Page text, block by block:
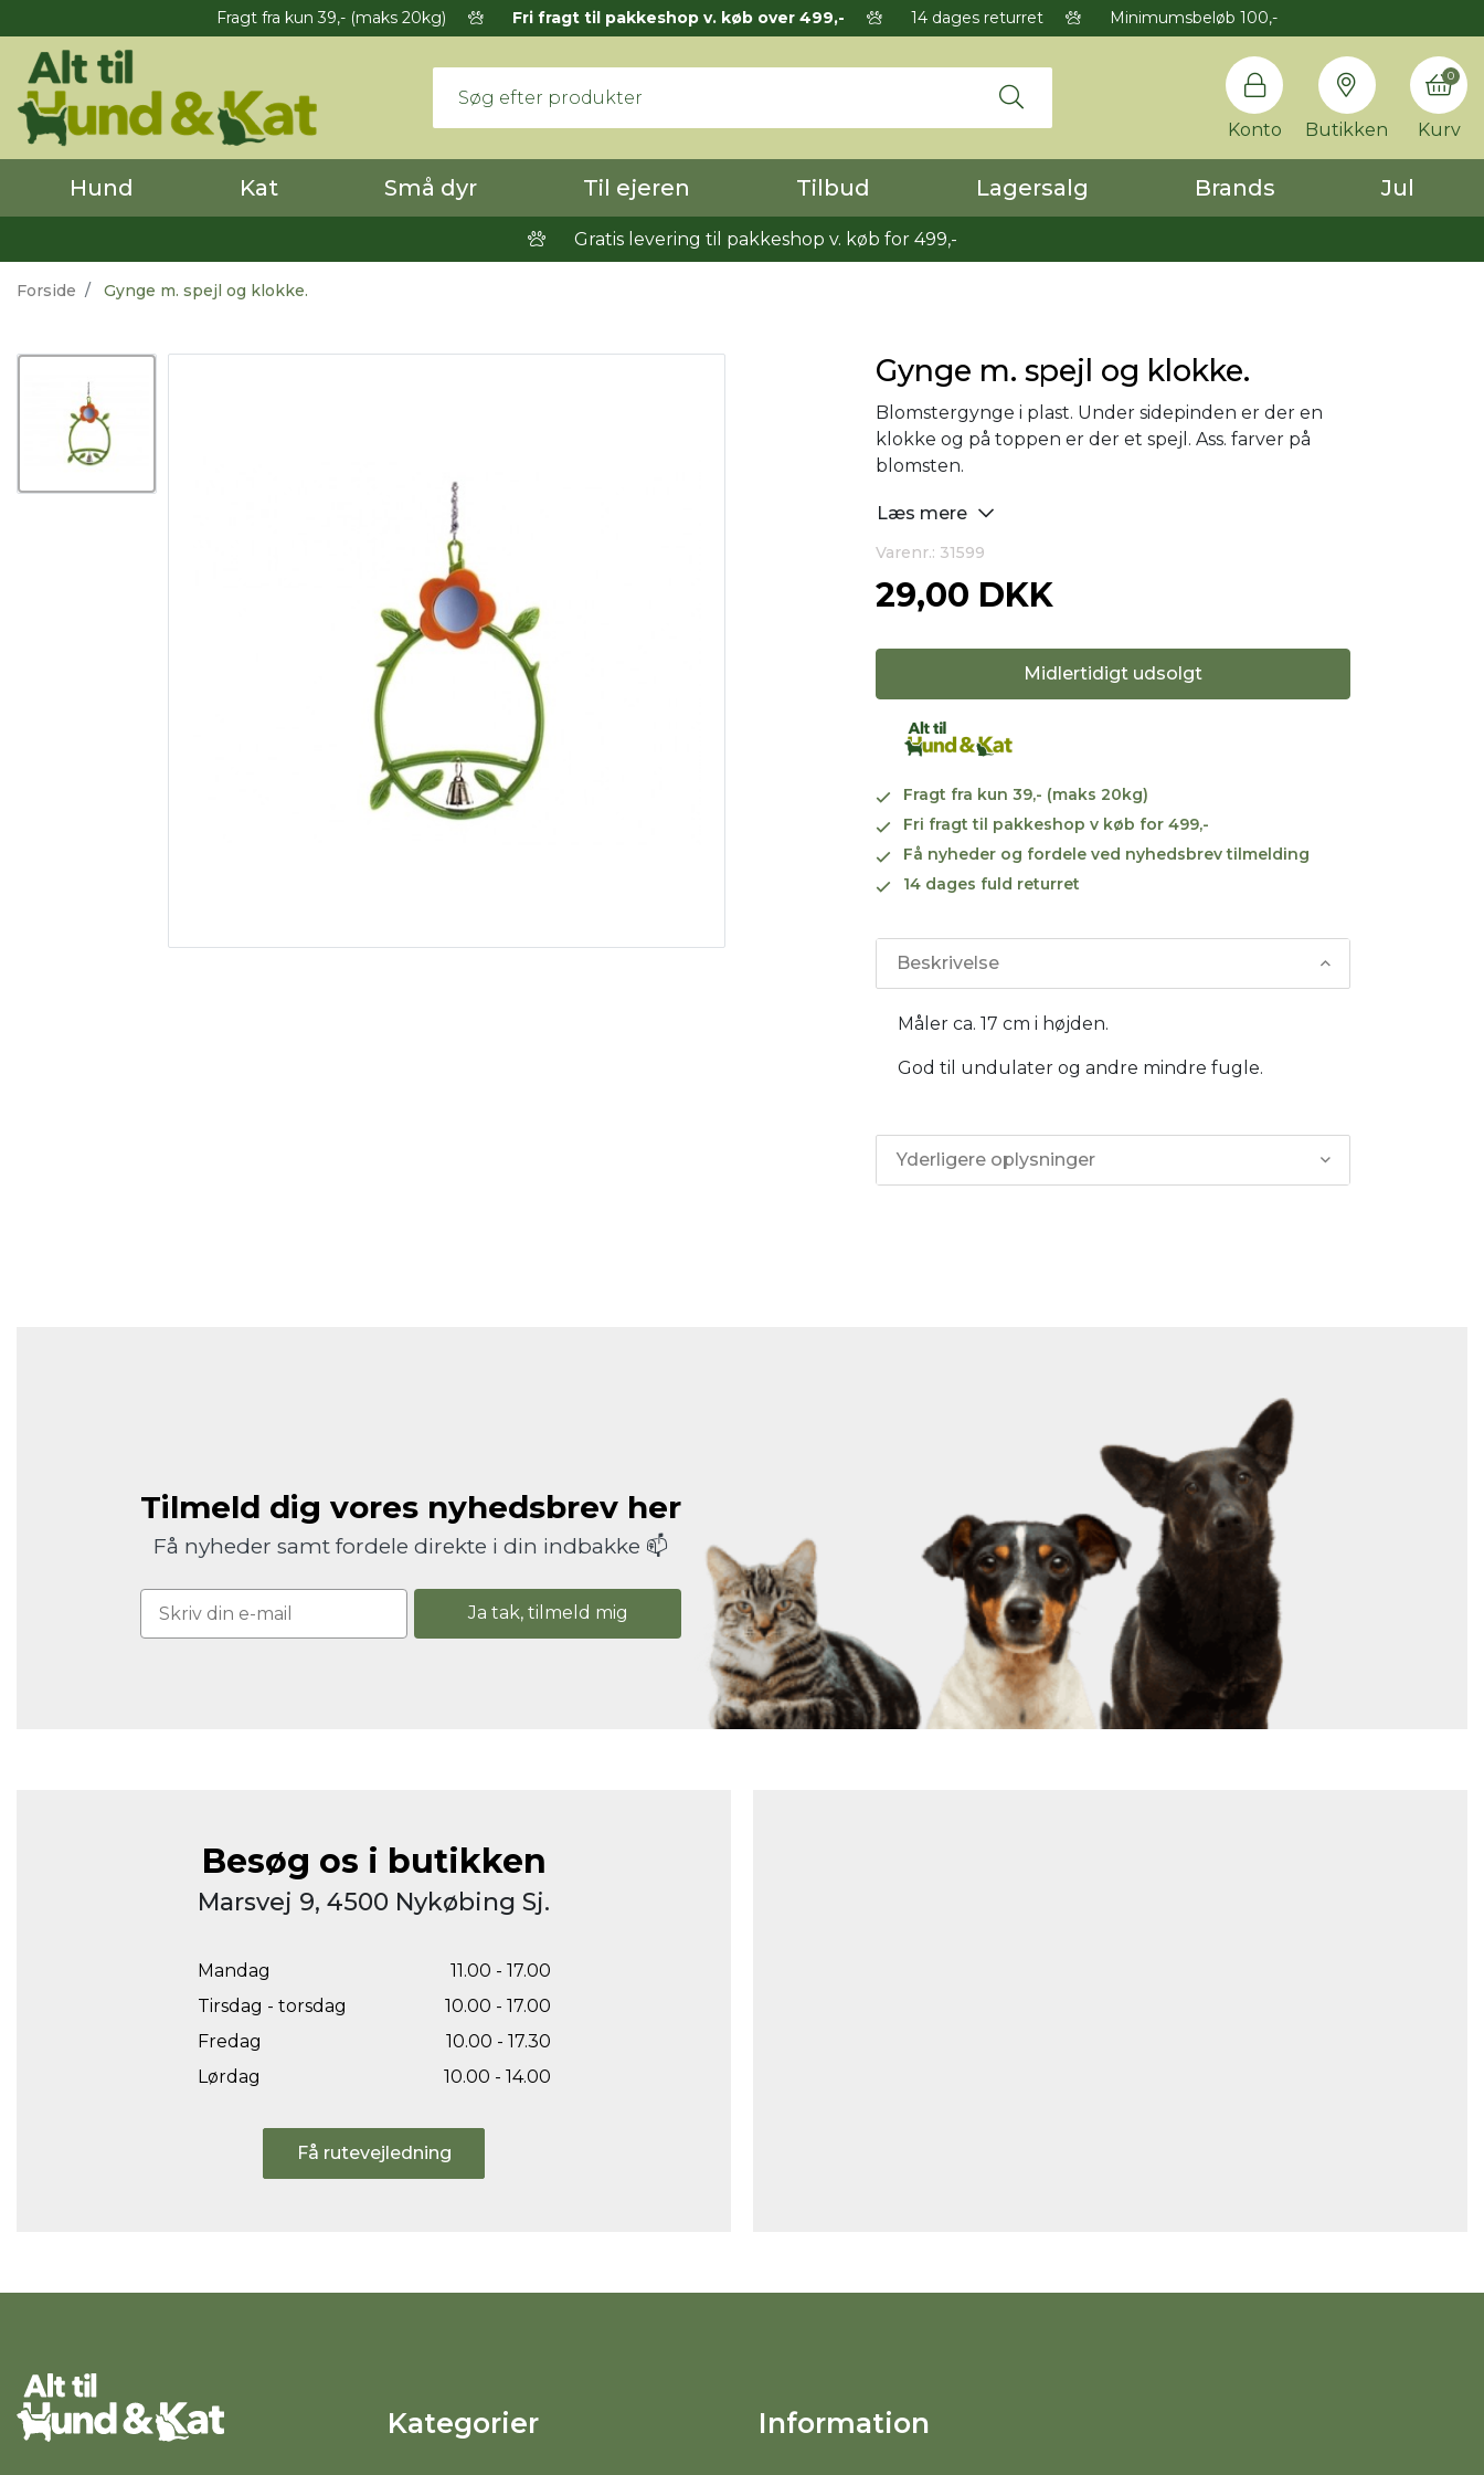
Fragt fra kun 39,- (maks 20kg) Fri fragt til pakkeshop v. køb over 499,- 14 dages returret Minimumsbeløb 100,-
Konto Butikken Kurv
0
Hund Kat Små dyr Til ejeren Tilbud Lagersalg Brands Jul
Gratis levering til pakkeshop v. køb for 499,-
Forside Gynge m. spejl og klokke.
Gynge m. spejl og klokke.
Blomstergynge i plast. Under sidepinden er der en
klokke og på toppen er der et spejl. Ass. farver på
blomsten.
Læs mere
Varenr.: 31599
29,00 DKK
Midlertidigt udsolgt
Fragt fra kun 39,- (maks 20kg)
Fri fragt til pakkeshop v køb for 499,-
Få nyheder og fordele ved nyhedsbrev tilmelding
14 dages fuld returret
Beskrivelse
Måler ca. 17 cm i højden.
God til undulater og andre mindre fugle.
Yderligere oplysninger
Tilmeld dig vores nyhedsbrev her
Få nyheder samt fordele direkte i din indbakke 📫
Ja tak, tilmeld mig
Besøg os i butikken
Marsvej 9, 4500 Nykøbing Sj.
Mandag
11.00 - 17.00
Tirsdag - torsdag
10.00 - 17.00
Fredag
10.00 - 17.30
Lørdag
10.00 - 14.00
Få rutevejledning
Kategorier Information